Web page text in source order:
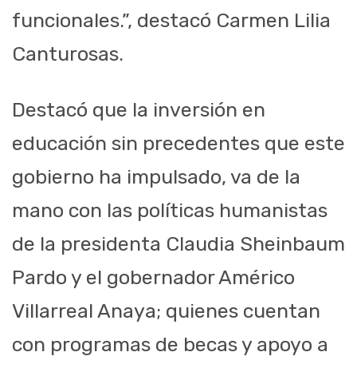
funcionales.”, destacó Carmen Lilia
Canturosas.
Destacó que la inversión en
educación sin precedentes que este
gobierno ha impulsado, va de la
mano con las políticas humanistas
de la presidenta Claudia Sheinbaum
Pardo y el gobernador Américo
Villarreal Anaya; quienes cuentan
con programas de becas y apoyo a